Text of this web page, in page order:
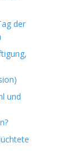
der
und